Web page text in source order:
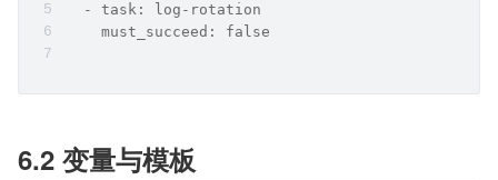
  - task: log-rotation
    must_succeed: false
6.2 变量与模板